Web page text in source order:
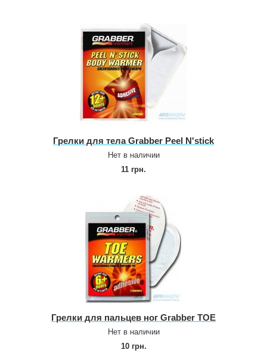
Грелки для тела Grabber Peel N'stick
Нет в наличии
11 грн.
Грелки для пальцев ног Grabber TOE
Нет в наличии
10 грн.